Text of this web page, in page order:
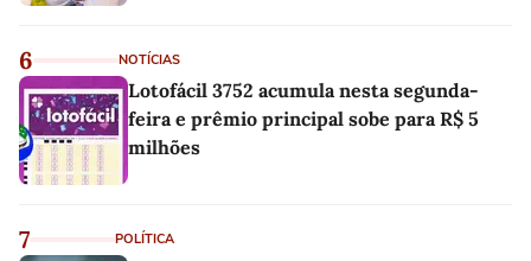
6 NOTÍCIAS
Lotofácil 3752 acumula nesta segunda-
feira e prêmio principal sobe para R$ 5
milhões
7 POLÍTICA